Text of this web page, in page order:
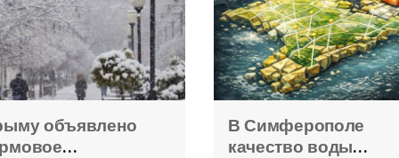
объявлено
В Симферополе
качество воды